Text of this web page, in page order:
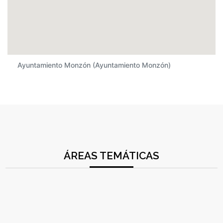
Ayuntamiento Monzón (Ayuntamiento Monzón)
ÁREAS TEMÁTICAS